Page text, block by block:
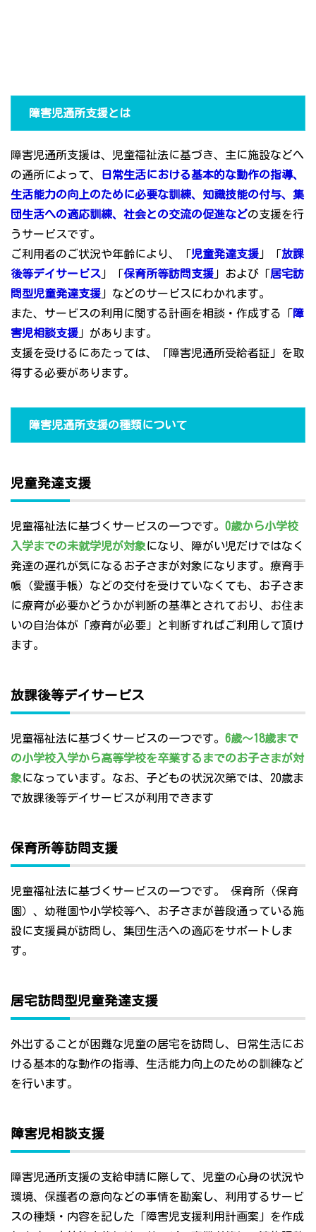
障害児通所支援とは
障害児通所支援は、児童福祉法に基づき、主に施設などへ
の通所によって、
日常生活における基本的な動作の指導、
生活能力の向上のために必要な訓練、知識技能の付与、集
団生活への適応訓練、社会との交流の促進などの支援を行
うサービスです。
ご利用者のご状況や年齢により、「児童発達支援 」「放課
後等デイサービス 」「保育所等訪問支援 」および「居宅訪
問型児童発達支援 」などのサービスにわかれます。
また、サービスの利用に関する計画を相談・作成する「障
害児相談支援 」があります。
支援を受けるにあたっては、「障害児通所受給者証」を取
得する必要があります。
障害児通所支援の種類について
児童発達支援
児童福祉法に基づくサービスの一つです。 0歳から小学校
入学までの未就学児が対象になり、障がい児だけではなく
発達の遅れが気になるお子さまが対象になります。療育手
帳（愛護手帳）などの交付を受けていなくても、お子さま
に療育が必要かどうかが判断の基準とされており、お住ま
いの自治体が「療育が必要」と判断すればご利用して頂け
ます。
放課後等デイサービス
児童福祉法に基づくサービスの一つです。 6歳～18歳まで
の小学校入学から高等学校を卒業するまでのお子さまが対
象になっています。なお、子どもの状況次第では、20歳ま
で放課後等デイサービスが利用できます
保育所等訪問支援
児童福祉法に基づくサービスの一つです。 保育所（保育
園）、幼稚園や小学校等へ、お子さまが普段通っている施
設に支援員が訪問し、集団生活への適応をサポートしま
す。
居宅訪問型児童発達支援
外出することが困難な児童の居宅を訪問し、日常生活にお
ける基本的な動作の指導、生活能力向上のための訓練など
を行います。
障害児相談支援
障害児通所支援の支給申請に際して、児童の心身の状況や
環境、保護者の意向などの事情を勘案し、利用するサービ
スの種類・内容を記した「障害児支援利用計画案」を作成